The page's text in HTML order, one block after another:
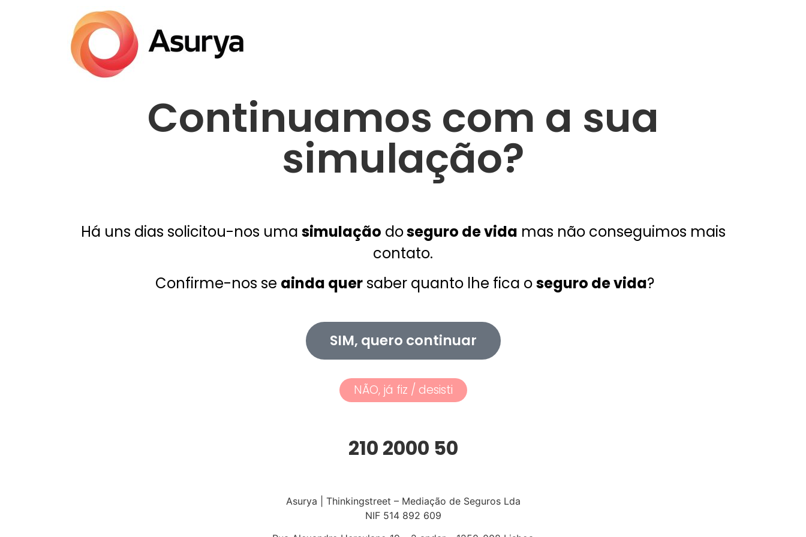
Continuamos com a sua
simulação?
Há uns dias solicitou-nos uma simulação doseguro de vida mas não conseguimos mais
contato.
Confirme-nos se ainda quer saber quanto lhe fica oseguro de vida?
SIM, quero continuar
NÃO, já fiz / desisti
210 2000 50
Asurya | Thinkingstreet – Mediação de Seguros Lda
NIF 514 892 609